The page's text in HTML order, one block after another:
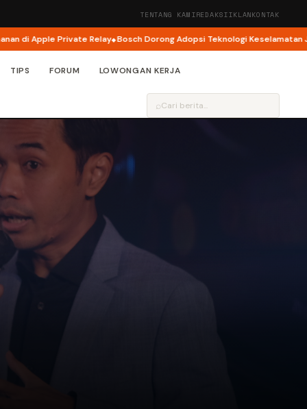
TENTANG KAMIREDAKSIIKLANKONTAK
Private Relay Bosch Dorong Adopsi Teknologi Keselamatan Jadi Fokus
TIPS FORUM LOWONGAN KERJA
⌕